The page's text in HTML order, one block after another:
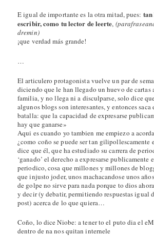
E igual de importante es la otra mitad, pues: tan
escribir, como tu lector de leerte,
dremin)
¡que verdad más grande!
…
El articulero protagonista vuelve un par de
diciendo que le han llegado un huevo de cartas
familia, y no llega ni a disculparse, solo dice
algunos blogs son interesantes, y entonces
batalla: que la capacidad de expresarse
hay que ganarse»
Aqui es cuando yo tambien me empiezo a
¿como coño se puede ser tan gilipollescamente
dice que él, que ha estudiado su carrera de
‘ganado’ el derecho a expresarse publicamente
periodico, cosa que millones y millones de
que injusto joder, unos machacandose unos
de golpe no sirve para nada porque to dios
y decir (y debatir, permitiendo respuestas igual
post) acerca de lo que quiera…
Coño, lo dice Niobe: a tener to el puto dia el
dentro de na nos quitan internele